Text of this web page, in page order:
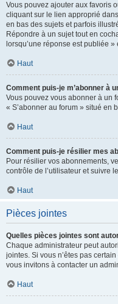
Vous pouvez ajouter aux favoris
cliquant sur le lien approprié
en bas des sujets et parfois
Répondre à un sujet tout en
lorsqu’une réponse est publiée
Haut
Comment puis-je m’abonner à
Vous pouvez vous abonner à un
« S’abonner au forum » situé en
Haut
Comment puis-je résilier mes
Pour résilier vos abonnements,
contrôle de l’utilisateur et suivre
Haut
Pièces jointes
Quelles pièces jointes sont
Chaque administrateur peut
jointes. Si vous n’êtes pas
vous invitons à contacter un
Haut